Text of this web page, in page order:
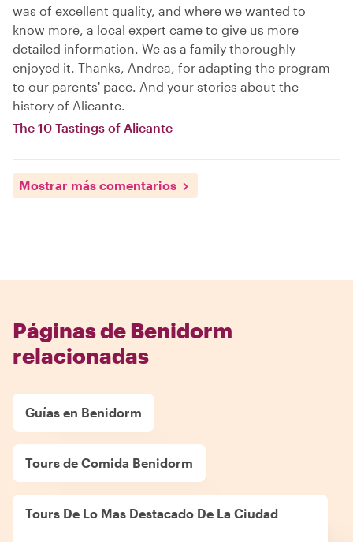
was of excellent quality, and where we wanted to
know more, a local expert came to give us more
detailed information. We as a family thoroughly
enjoyed it. Thanks, Andrea, for adapting the program
to our parents' pace. And your stories about the
history of Alicante.
The 10 Tastings of Alicante
Mostrar más comentarios
Páginas de Benidorm
relacionadas
Guías en Benidorm
Tours de Comida Benidorm
Tours De Lo Mas Destacado De La Ciudad